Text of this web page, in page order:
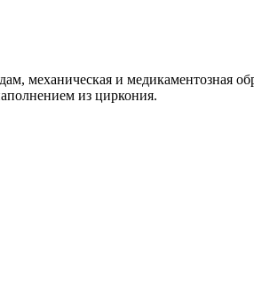
механическая и медикаментозная
из циркония.